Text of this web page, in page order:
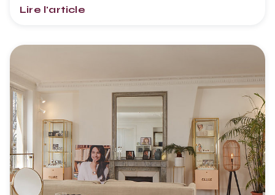
Lire l'article